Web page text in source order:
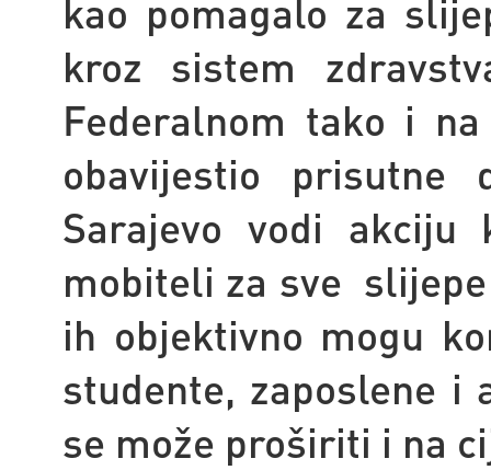
kao pomagalo za
kroz sistem
Federalnom tako i
obavijestio prisutne
Sarajevo vodi akciju
mobiteli za sve
ih objektivno mogu
studente, zaposlene i
se može proširiti i na